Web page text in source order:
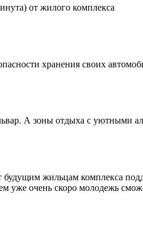
от жилого комплекса
хранения своих
А зоны отдыха с уютными
жильцам комплекса
очень скоро молодежь